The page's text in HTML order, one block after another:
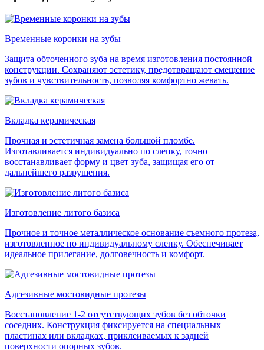
Временные коронки на зубы
Защита обточенного зуба на время изготовления постоянной
конструкции. Сохраняют эстетику, предотвращают смещение
зубов и чувствительность, позволяя комфортно жевать.
Вкладка керамическая
Прочная и эстетичная замена большой пломбе.
Изготавливается индивидуально по слепку, точно
восстанавливает форму и цвет зуба, защищая его от
дальнейшего разрушения.
Изготовление литого базиса
Прочное и точное металлическое основание съемного протеза,
изготовленное по индивидуальному слепку. Обеспечивает
идеальное прилегание, долговечность и комфорт.
Адгезивные мостовидные протезы
Восстановление 1-2 отсутствующих зубов без обточки
соседних. Конструкция фиксируется на специальных
пластинах или вкладках, приклеиваемых к задней
поверхности опорных зубов.